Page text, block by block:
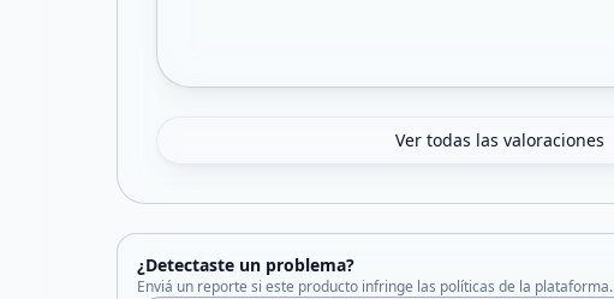
Ver todas las valoraciones
¿Detectaste un problema?
Enviá un reporte si este producto infringe las políticas de la plataforma.